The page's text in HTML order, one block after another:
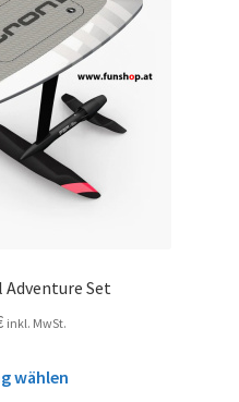
Set
inkl. MwSt.
wählen